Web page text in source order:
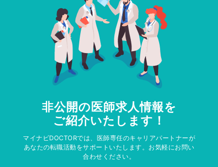
非公開の医師求人情報を
ご紹介いたします！
マイナビDOCTORでは、医師専任のキャリアパートナーが
あなたの転職活動をサポートいたします。お気軽にお問い
合わせください。